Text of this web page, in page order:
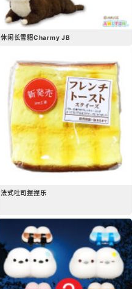
休闲长雪貂Charmy JB
法式吐司捏捏乐